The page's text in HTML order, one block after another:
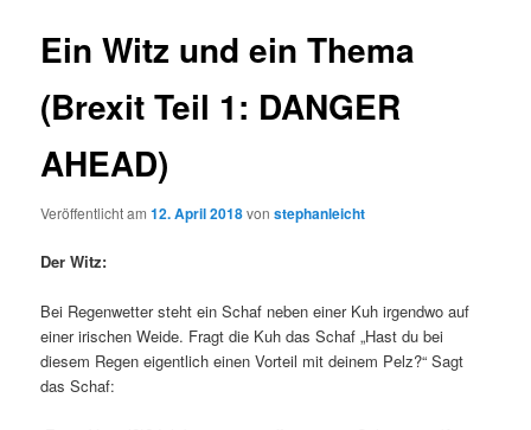
Ein Witz und ein Thema
(Brexit Teil 1: DANGER
AHEAD)
Veröffentlicht am12. April 2018vonstephanleicht
Der Witz:
Bei Regenwetter steht ein Schaf neben einer Kuh irgendwo auf
einer irischen Weide. Fragt die Kuh das Schaf „Hast du bei
diesem Regen eigentlich einen Vorteil mit deinem Pelz?“ Sagt
das Schaf: